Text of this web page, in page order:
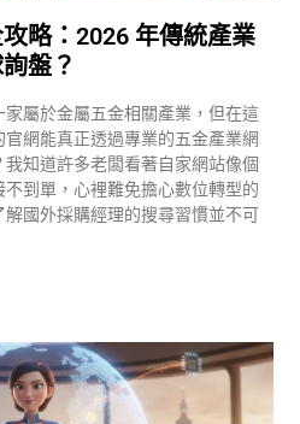
略：2026 年傳統產業
盤？
屬於金屬五金相關產業，但在這
網能真正透過專業的五金產業網
知道許多老闆看著自家網站像個
到單，心裡難免擔心數位轉型的
國外採購經理的搜尋習慣並不可